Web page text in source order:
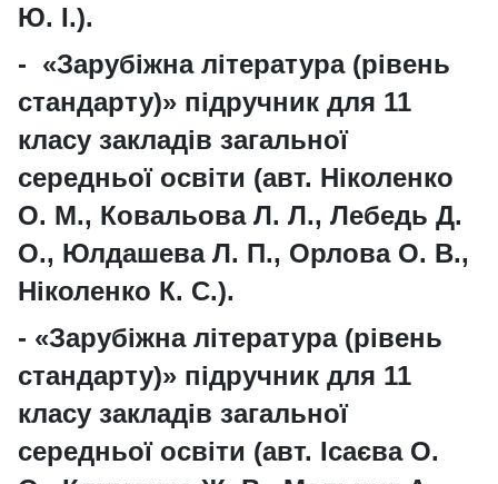
Ю. І.).
- «Зарубіжна література (рівень
стандарту)» підручник для 11
класу закладів загальної
середньої освіти (авт. Ніколенко
О. М., Ковальова Л. Л., Лебедь Д.
О., Юлдашева Л. П., Орлова О. В.,
Ніколенко К. С.).
- «Зарубіжна література (рівень
стандарту)» підручник для 11
класу закладів загальної
середньої освіти (авт. Ісаєва О.